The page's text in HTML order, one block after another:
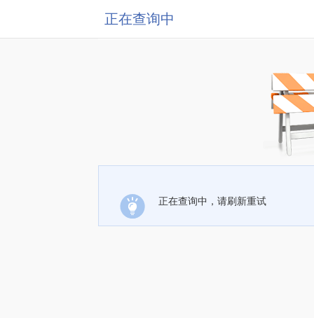
正在查询中
正在查询中，请刷新重试